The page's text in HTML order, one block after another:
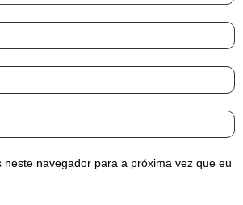
neste navegador para a próxima vez que eu